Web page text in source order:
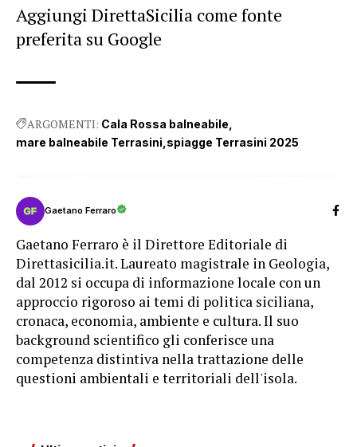
Aggiungi DirettaSicilia come fonte
preferita su Google
ARGOMENTI: Cala Rossa balneabile
mare balneabile Terrasini spiagge Terrasini 2025
Gaetano Ferraro
Gaetano Ferraro è il Direttore Editoriale di
Direttasicilia.it. Laureato magistrale in Geologia,
dal 2012 si occupa di informazione locale con un
approccio rigoroso ai temi di politica siciliana,
cronaca, economia, ambiente e cultura. Il suo
background scientifico gli conferisce una
competenza distintiva nella trattazione delle
questioni ambientali e territoriali dell'isola.